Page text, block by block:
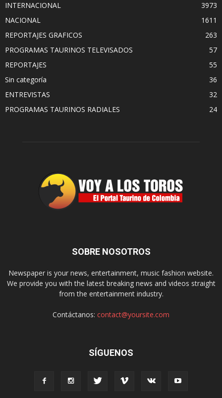
INTERNACIONAL
3973
NACIONAL
1611
REPORTAJES GRAFICOS
263
PROGRAMAS TAURINOS TELEVISADOS
57
REPORTAJES
55
Sin categoría
36
ENTREVISTAS
32
PROGRAMAS TAURINOS RADIALES
24
SOBRE NOSOTROS
Newspaper is your news, entertainment, music fashion website.
We provide you with the latest breaking news and videos straight
from the entertainment industry.
Contáctanos: contact@yoursite.com
SÍGUENOS